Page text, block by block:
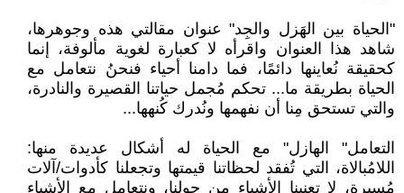
"الحياة بين الهَزل والجِد" عنوان مقالتي هذه وجوهرها،
شاهد هذا العنوان واقرأه لا كعبارة لغوية مألوفة، إنما
كحقيقة نُعاينها دائمًا، فما دامنا أحياء فنحنُ نتعامل مع
الحياة بطريقة ما... تحكم مُجمل حياتنا القصيرة والنادرة،
والتي تستحق مِنا أن نفهمها ونُدرك كُنهها...
التعامل" الهازل" مع الحياة له أشكال عديدة منها:
اللامُبالاة، التي تُفقد لحظاتنا قيمتها وتجعلنا كأدوات/آلات
مُسيرة، لا تعنينا الأشياء من حولنا، ونتعامل مع الأشياء